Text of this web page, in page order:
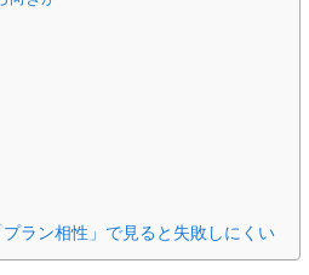
ラン相性」で見ると失敗しにくい